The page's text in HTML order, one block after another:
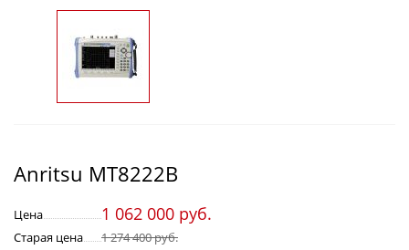
Anritsu MT8222B
Цена 1 062 000 руб.
Старая цена
1 274 400 руб.